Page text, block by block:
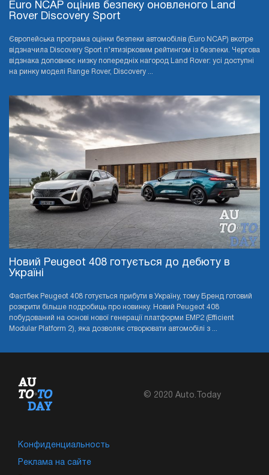
Euro NCAP оцінив безпеку оновленого Land
Rover Discovery Sport
Європейська програма оцінки безпеки автомобілів (Euro NCAP) вкотре
відзначила Discovery Sport п’ятизірковим рейтингом із безпеки. Чергова
відзнака доповнює низку попередніх нагород Land Rover: усі доступні
на ринку моделі Range Rover, Discovery ...
Новий Peugeot 408 готується до дебюту в
Україні
Фастбек Peugeot 408 готується прибути в Україну, тому Бренд готовий
розкрити більше подробиць про новинку. Новий Peugeot 408
побудований на основі нової генерації платформи EMP2 (Efficient
Modular Platform 2), яка дозволяє створювати автомобілі з ...
© 2020 Auto.Today
Конфиденциальность
Реклама на сайте